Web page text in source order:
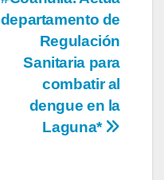
departamento de
Regulación
Sanitaria para
combatir al
dengue en la
Laguna*